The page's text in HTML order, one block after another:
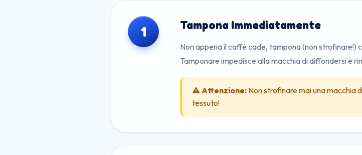
1 Tampona Immediatamente
Non appena il caffè cade, tampona (non strofinare!)
Tamponare impedisce alla macchia di diffondersi e
⚠️ Attenzione: Non strofinare mai una macchia
tessuto!